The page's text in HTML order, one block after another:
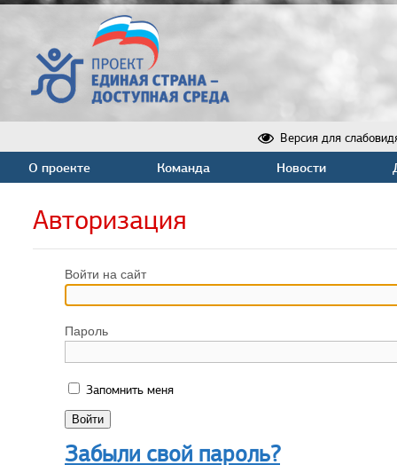
Версия для
О проекте Команда Новости
Авторизация
Войти на сайт
Пароль
Запомнить меня
Забыли свой пароль?